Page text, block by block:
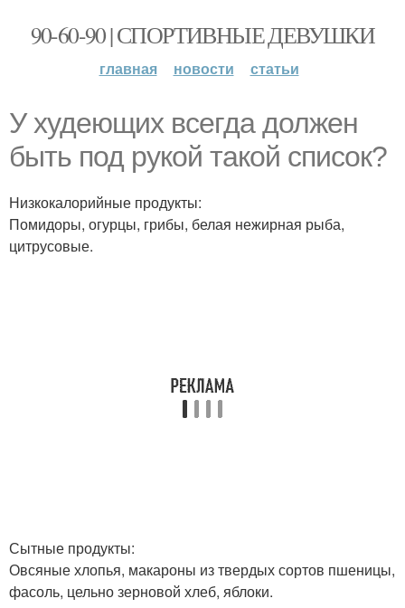
90-60-90 | СПОРТИВНЫЕ ДЕВУШКИ
главная новости статьи
У худеющих всегда должен
быть под рукой такой список?
Низкокалорийные продукты:
Помидоры, огурцы, грибы, белая нежирная рыба,
цитрусовые.
Сытные продукты:
Овсяные хлопья, макароны из твердых сортов пшеницы,
фасоль, цельно зерновой хлеб, яблоки.